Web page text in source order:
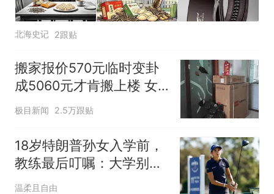
北海史记 2跟贴
搬家报价570元临时变卦
成5060元才肯搬上楼 女
子傻眼
极目新闻 2.5万跟贴
18岁特朗普孙女入学前，
教练最后叮嘱：大学别谈
恋爱
温柔且自由